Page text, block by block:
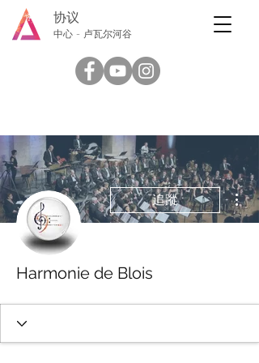
协议
中心 - 卢瓦尔河谷
追蹤
更
Harmonie de Blois